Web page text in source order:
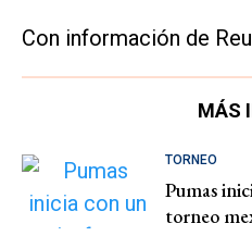
Con información de
MÁS
TORNEO
Pumas
torneo